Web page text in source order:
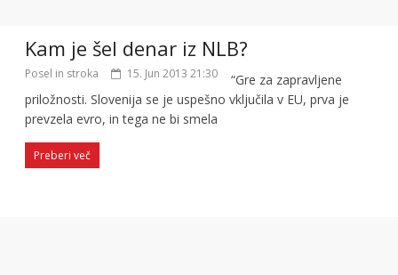
Kam je šel denar iz NLB?
Posel in stroka 15. Jun 2013 21:30
“Gre za zapravljene
priložnosti. Slovenija se je uspešno vključila v EU, prva je
prevzela evro, in tega ne bi smela
Preberi več